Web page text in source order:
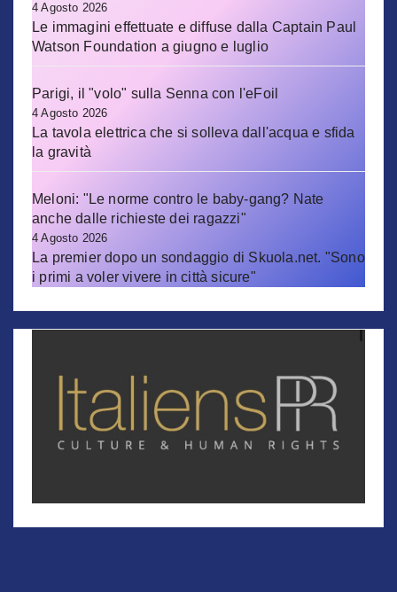
4 Agosto 2026
Le immagini effettuate e diffuse dalla Captain Paul
Watson Foundation a giugno e luglio
Parigi, il "volo" sulla Senna con l'eFoil
4 Agosto 2026
La tavola elettrica che si solleva dall'acqua e sfida
la gravità
Meloni: "Le norme contro le baby-gang? Nate
anche dalle richieste dei ragazzi"
4 Agosto 2026
La premier dopo un sondaggio di Skuola.net. "Sono
i primi a voler vivere in città sicure"